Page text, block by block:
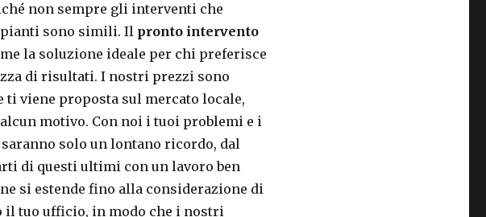
non sempre gli interventi che
sono simili. Il pronto intervento
la soluzione ideale per chi preferisce
di risultati. I nostri prezzi sono
ti viene proposta sul mercato locale,
motivo. Con noi i tuoi problemi e i
solo un lontano ricordo, dal
di questi ultimi con un lavoro ben
si estende fino alla considerazione di
il tuo ufficio, in modo che i nostri